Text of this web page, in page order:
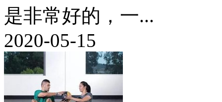
是非常好的，一...
2020-05-15